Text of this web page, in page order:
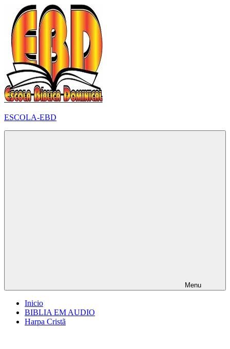
para
conteúdo
ESCOLA-EBD
Menu
Inicio
BIBLIA EM AUDIO
Harpa Cristã